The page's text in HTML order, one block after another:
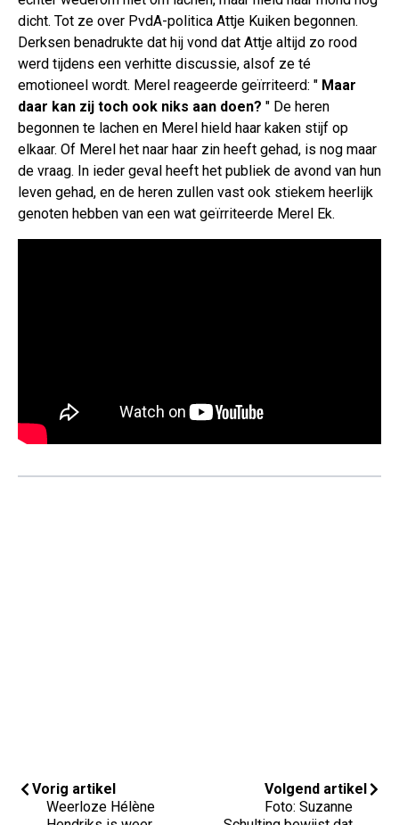
dicht. Tot ze over PvdA-politica Attje Kuiken begonnen.
Derksen benadrukte dat hij vond dat Attje altijd zo rood
werd tijdens een verhitte discussie, alsof ze té
emotioneel wordt. Merel reageerde geïrriteerd: " Maar
daar kan zij toch ook niks aan doen? " De heren
begonnen te lachen en Merel hield haar kaken stijf op
elkaar. Of Merel het naar haar zin heeft gehad, is nog maar
de vraag. In ieder geval heeft het publiek de avond van hun
leven gehad, en de heren zullen vast ook stiekem heerlijk
genoten hebben van een wat geïrriteerde Merel Ek.
Vorig artikel
Weerloze Hélène
Volgend artikel
Foto: Suzanne